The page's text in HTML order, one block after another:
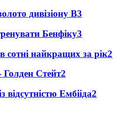
дивізіону В3
Бенфіку3
найкращих за рік2
Стейт2
відсутністю Ембііда2